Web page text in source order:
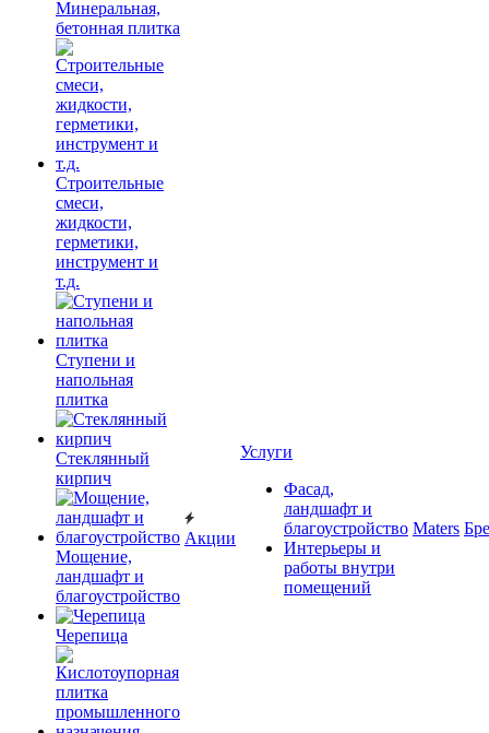
Минеральная,
бетонная плитка
Строительные
смеси,
жидкости,
герметики,
инструмент и
т.д.
Ступени и
напольная
плитка
Cтеклянный
кирпич
Мощение,
ландшафт и
благоустройство
Черепица
Акции
Услуги
Фасад,
ландшафт и
благоустройство
Интерьеры и
работы внутри
помещений
Maters